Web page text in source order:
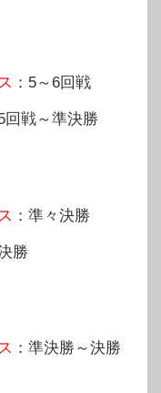
：5～6回戦
回戦～準決勝
：準々決勝
勝
：準決勝～決勝